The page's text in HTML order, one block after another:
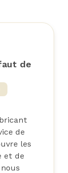
de
de
les
et de